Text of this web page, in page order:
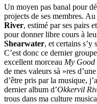
Un moyen pas banal pour
projects de ses membres.
River, estimé par ses pairs
pour donner libre cours à
Shearwater, et certains s’y
C’est donc ce dernier
excellent morceau My Good
de mes valeurs sà »res
d’être pris par la musique,
dernier album d’Okkervil
trous dans ma culture